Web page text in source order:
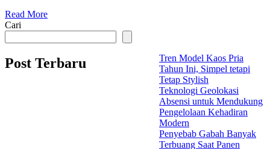
Read More
Cari
Post Terbaru
Tren Model Kaos Pria
Tahun Ini, Simpel tetapi
Tetap Stylish
Teknologi Geolokasi
Absensi untuk Mendukung
Pengelolaan Kehadiran
Modern
Penyebab Gabah Banyak
Terbuang Saat Panen